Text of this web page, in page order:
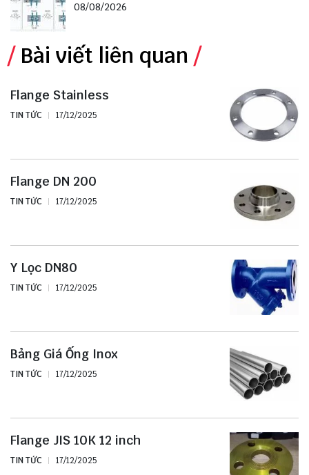
08/08/2026
Bài viết liên quan
Flange Stainless
TIN TỨC 17/12/2025
Flange DN 200
TIN TỨC 17/12/2025
Y Lọc DN80
TIN TỨC 17/12/2025
Bảng Giá Ống Inox
TIN TỨC 17/12/2025
Flange JIS 10K 12 inch
TIN TỨC 17/12/2025